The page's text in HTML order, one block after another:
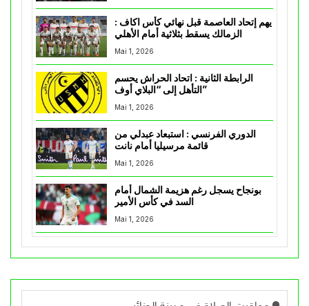
يهم إتحاد العاصمة قبل نهائي كأس اكاف :
Mai 1, 2026
الرابطة الثانية : اتحاد الحراش يحسم
التأهل إلى “البلاي أوف”
Mai 1, 2026
الدوري الفرنسي : استبعاد عبدلي من
قائمة مرسيليا أمام نانت
Mai 1, 2026
بونجاح يسجل رغم هزيمة الشمال أمام
السد في كأس الأمير
Mai 1, 2026